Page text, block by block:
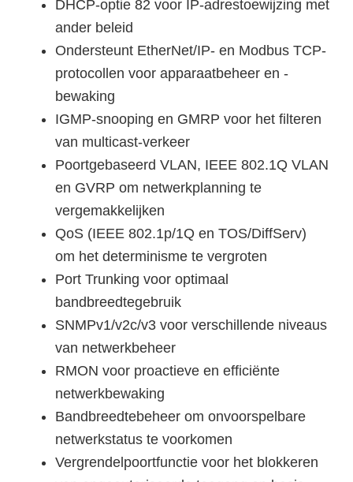
DHCP-optie 82 voor IP-adrestoewijzing met
ander beleid
Ondersteunt EtherNet/IP- en Modbus TCP-
protocollen voor apparaatbeheer en -
bewaking
IGMP-snooping en GMRP voor het filteren
van multicast-verkeer
Poortgebaseerd VLAN, IEEE 802.1Q VLAN
en GVRP om netwerkplanning te
vergemakkelijken
QoS (IEEE 802.1p/1Q en TOS/DiffServ)
om het determinisme te vergroten
Port Trunking voor optimaal
bandbreedtegebruik
SNMPv1/v2c/v3 voor verschillende niveaus
van netwerkbeheer
RMON voor proactieve en efficiënte
netwerkbewaking
Bandbreedtebeheer om onvoorspelbare
netwerkstatus te voorkomen
Vergrendelpoortfunctie voor het blokkeren